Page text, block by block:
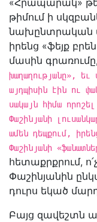
«Հրապարակ»
թիմում ի
նախընտրական
իրենց «ֆեյք
մասին
խաղաղությանը», եւ
այդպիսին էին ու
սակայն հիմա
Փաշինյանի
ամեն դեպքում,
Փաշինյանի
հետաքրքրում,
Փաշինյանին
դուրս եկած
Բայց զավեշտն